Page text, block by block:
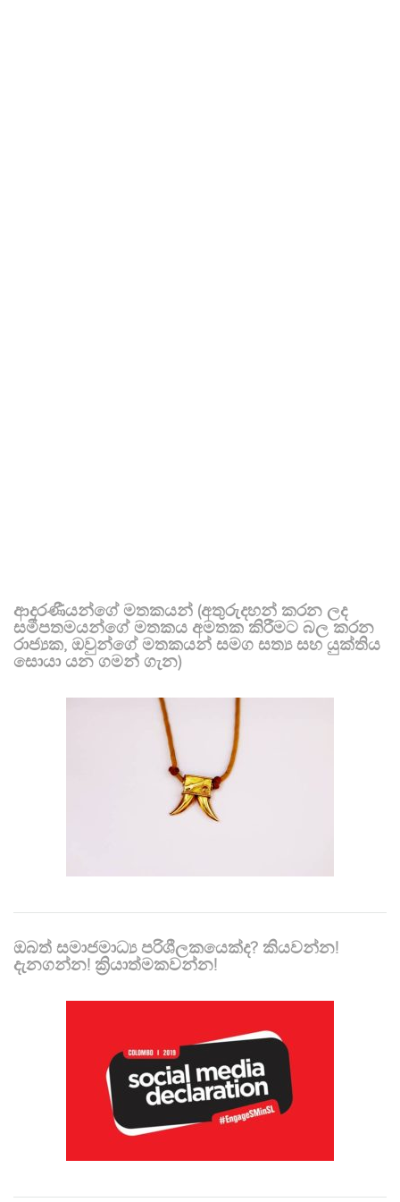
ආදරණීයන්ගේ මතකයන් (අතුරුදහන් කරන ලද
සමීපතමයන්ගේ මතකය අමතක කිරීමට බල කරන
රාජ්‍යක, ඔවුන්ගේ මතකයන් සමග සත්‍ය සහ යුක්තිය
සොයා යන ගමන් ගැන)
ඔබත් සමාජමාධ්‍ය පරිශීලකයෙක්ද? කියවන්න!
දැනගන්න! ක්‍රියාත්මකවන්න!